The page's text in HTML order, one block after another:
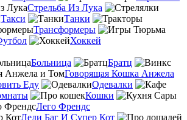
Стрельба Из Лука
Такси
Танки
Трансформеры
Хоккей
Больница
Братц
Говорящая Кошка Анжела
Еду
Одевалки
Кошки
Лего Френдс
Леди Баг И Супер Кот